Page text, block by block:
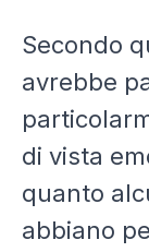
Secondo
avrebbe
di vista
quanto
abbiano